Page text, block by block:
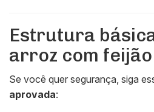
Estrutura
arroz com feijão
Se você quer segurança, siga
aprovada: